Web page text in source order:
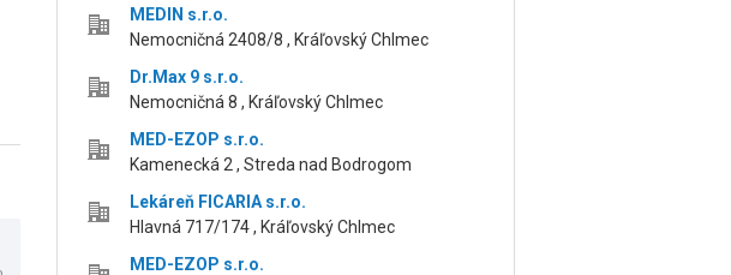
MEDIN s.r.o.
Nemocničná 2408/8 , Kráľovský Chlmec
Dr.Max 9 s.r.o.
Nemocničná 8 , Kráľovský Chlmec
MED-EZOP s.r.o.
Kamenecká 2 , Streda nad Bodrogom
Lekáreň FICARIA s.r.o.
Hlavná 717/174 , Kráľovský Chlmec
MED-EZOP s.r.o.